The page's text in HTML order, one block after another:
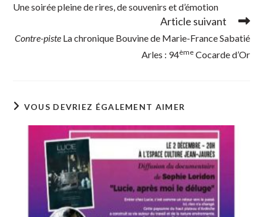
Une soirée pleine de rires, de souvenirs et d’émotion
Article suivant
Contre-pisteLa chronique Bouvine de Marie-France Sabatié
Arles : 94èmeCocarde d’Or
VOUS DEVRIEZ ÉGALEMENT AIMER